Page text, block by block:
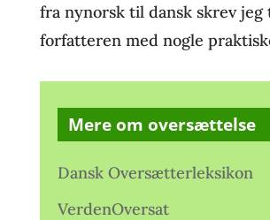
fra nynorsk til dansk skrev jeg
forfatteren med nogle
Mere om oversættelse
Dansk Oversætterleksikon
VerdenOversat